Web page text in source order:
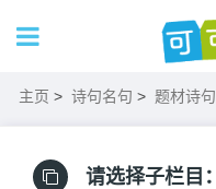
主页 > 诗句名句 > 题材诗句
请选择子栏目：